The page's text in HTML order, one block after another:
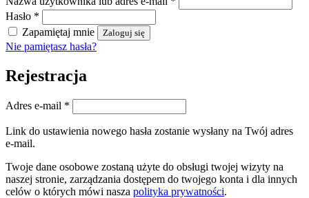
Hasło *
Zapamiętaj mnie
Zaloguj się
Nie pamiętasz hasła?
Rejestracja
Adres e-mail *
Link do ustawienia nowego hasła zostanie wysłany na Twój adres
e-mail.
Twoje dane osobowe zostaną użyte do obsługi twojej wizyty na
naszej stronie, zarządzania dostępem do twojego konta i dla innych
celów o których mówi nasza polityka prywatności.